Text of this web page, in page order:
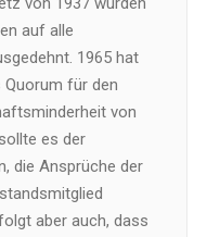
auf alle
1965 hat
für den
von
es der
die Ansprüche der
aber auch, dass